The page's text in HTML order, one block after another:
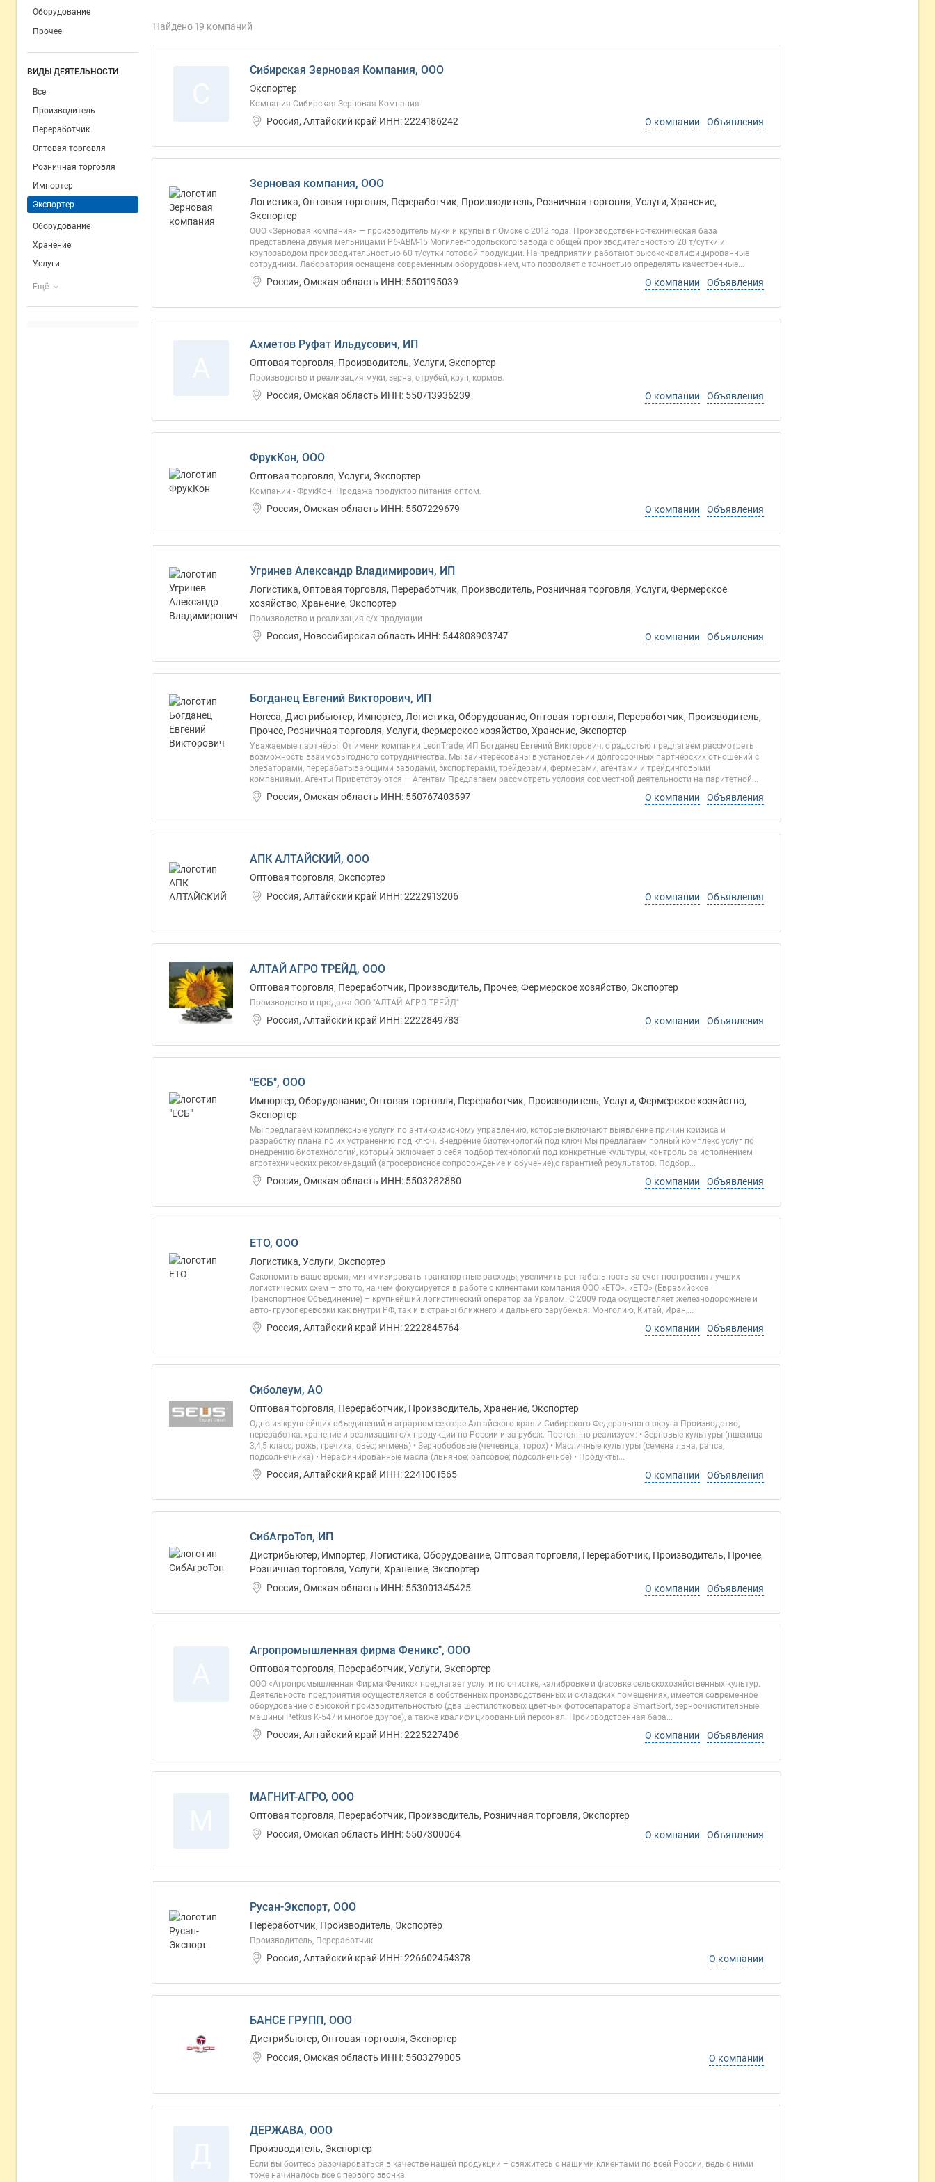
Оборудование
Прочее
ВИДЫ ДЕЯТЕЛЬНОСТИ
Все
Производитель
Переработчик
Оптовая торговля
Розничная торговля
Импортер
Экспортер
Оборудование
Хранение
Услуги
Ещё
Найдено 19 компаний
Сибирская Зерновая Компания, ООО
Экспортер
Компания Сибирская Зерновая Компания
Россия, Алтайский край ИНН: 2224186242 О компании Объявления
Зерновая компания, ООО
Логистика, Оптовая торговля, Переработчик, Производитель, Розничная торговля, Услуги, Хранение,
Экспортер
ООО «Зерновая компания» — производитель муки и крупы в г.Омске с 2012 года. Производственно-техническая база
представлена двумя мельницами Р6-АВМ-15 Могилев-подольского завода с общей производительностью 20 т/сутки и
крупозаводом производительностью 60 т/сутки готовой продукции. На предприятии работают высококвалифицированные
сотрудники. Лаборатория оснащена современным оборудованием, что позволяет с точностью определять качественные...
Россия, Омская область ИНН: 5501195039 О компании Объявления
Ахметов Руфат Ильдусович, ИП
Оптовая торговля, Производитель, Услуги, Экспортер
Производство и реализация муки, зерна, отрубей, круп, кормов.
Россия, Омская область ИНН: 550713936239 О компании Объявления
ФрукКон, ООО
Оптовая торговля, Услуги, Экспортер
Компании - ФрукКон: Продажа продуктов питания оптом.
Россия, Омская область ИНН: 5507229679 О компании Объявления
Угринев Александр Владимирович, ИП
Логистика, Оптовая торговля, Переработчик, Производитель, Розничная торговля, Услуги, Фермерское
хозяйство, Хранение, Экспортер
Производство и реализация с/х продукции
Россия, Новосибирская область ИНН: 544808903747 О компании Объявления
Богданец Евгений Викторович, ИП
Horeca, Дистрибьютер, Импортер, Логистика, Оборудование, Оптовая торговля, Переработчик, Производитель,
Прочее, Розничная торговля, Услуги, Фермерское хозяйство, Хранение, Экспортер
Уважаемые партнёры! От имени компании LeonTrade, ИП Богданец Евгений Викторович, с радостью предлагаем рассмотреть
возможность взаимовыгодного сотрудничества. Мы заинтересованы в установлении долгосрочных партнёрских отношений с
элеваторами, перерабатывающими заводами, экспортерами, трейдерами, фермерами, агентами и трейдинговыми
компаниями. Агенты Приветствуются — Агентам Предлагаем рассмотреть условия совместной деятельности на паритетной...
Россия, Омская область ИНН: 550767403597 О компании Объявления
АПК АЛТАЙСКИЙ, ООО
Оптовая торговля, Экспортер
Россия, Алтайский край ИНН: 2222913206
О компании Объявления
АЛТАЙ АГРО ТРЕЙД, ООО
Оптовая торговля, Переработчик, Производитель, Прочее, Фермерское хозяйство, Экспортер
Производство и продажа ООО "АЛТАЙ АГРО ТРЕЙД"
Россия, Алтайский край ИНН: 2222849783 О компании Объявления
"ЕСБ", ООО
Импортер, Оборудование, Оптовая торговля, Переработчик, Производитель, Услуги, Фермерское хозяйство,
Экспортер
Мы предлагаем комплексные услуги по антикризисному управлению, которые включают выявление причин кризиса и
разработку плана по их устранению под ключ. Внедрение биотехнологий под ключ Мы предлагаем полный комплекс услуг по
внедрению биотехнологий, который включает в себя подбор технологий под конкретные культуры, контроль за исполнением
агротехнических рекомендаций (агросервисное сопровождение и обучение),с гарантией результатов. Подбор...
Россия, Омская область ИНН: 5503282880 О компании Объявления
ЕТО, ООО
Логистика, Услуги, Экспортер
Сэкономить ваше время, минимизировать транспортные расходы, увеличить рентабельность за счет построения лучших
логистических схем – это то, на чем фокусируется в работе с клиентами компания ООО «ЕТО». «ЕТО» (Евразийское
Транспортное Объединение) – крупнейший логистический оператор за Уралом. С 2009 года осуществляет железнодорожные и
авто- грузоперевозки как внутри РФ, так и в страны ближнего и дальнего зарубежья: Монголию, Китай, Иран,...
Россия, Алтайский край ИНН: 2222845764 О компании Объявления
Сиболеум, АО
Оптовая торговля, Переработчик, Производитель, Хранение, Экспортер
Одно из крупнейших объединений в аграрном секторе Алтайского края и Сибирского Федерального округа Производство,
переработка, хранение и реализация с/х продукции по России и за рубеж. Постоянно реализуем: • Зерновые культуры (пшеница
3,4,5 класс; рожь; гречиха; овёс; ячмень) • Зернобобовые (чечевица; горох) • Масличные культуры (семена льна, рапса,
подсолнечника) • Нерафинированные масла (льняное; рапсовое; подсолнечное) • Продукты...
Россия, Алтайский край ИНН: 2241001565 О компании Объявления
СибАгроТоп, ИП
Дистрибьютер, Импортер, Логистика, Оборудование, Оптовая торговля, Переработчик, Производитель, Прочее,
Розничная торговля, Услуги, Хранение, Экспортер
Россия, Омская область ИНН: 553001345425
О компании Объявления
Агропромышленная фирма Феникс", ООО
Оптовая торговля, Переработчик, Услуги, Экспортер
ООО «Агропромышленная Фирма Феникс» предлагает услуги по очистке, калибровке и фасовке сельскохозяйственных культур.
Деятельность предприятия осуществляется в собственных производственных и складских помещениях, имеется современное
оборудование с высокой производительностью (два шестилотковых цветных фотосепаратора SmartSort, зерноочистительные
машины Petkus K-547 и многое другое), а также квалифицированный персонал. Производственная база...
Россия, Алтайский край ИНН: 2225227406 О компании Объявления
МАГНИТ-АГРО, ООО
Оптовая торговля, Переработчик, Производитель, Розничная торговля, Экспортер
Россия, Омская область ИНН: 5507300064
О компании Объявления
Русан-Экспорт, ООО
Переработчик, Производитель, Экспортер
Производитель, Переработчик
Россия, Алтайский край ИНН: 226602454378 О компании
БАНСЕ ГРУПП, ООО
Дистрибьютер, Оптовая торговля, Экспортер
Россия, Омская область ИНН: 5503279005
О компании
ДЕРЖАВА, ООО
Производитель, Экспортер
Если вы боитесь разочароваться в качестве нашей продукции – свяжитесь с нашими клиентами по всей России, ведь с ними
тоже начиналось все с первого звонка!